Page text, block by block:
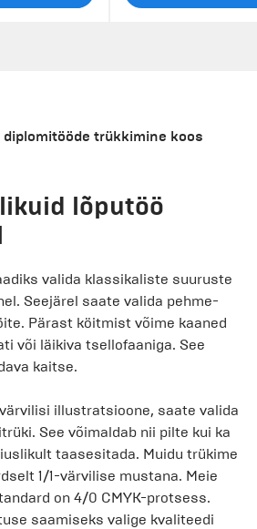
trükkimine koos
lõputöö
valida klassikaliste suuruste
Seejärel saate valida pehme-
Pärast köitmist võime kaaned
või läikiva tsellofaaniga. See
kaitse.
illustratsioone, saate valida
See võimaldab nii pilte kui ka
taasesitada. Muidu trükime
1/1-värvilise mustana. Meie
on 4/0 CMYK-protsess.
saamiseks valige kvaliteedi